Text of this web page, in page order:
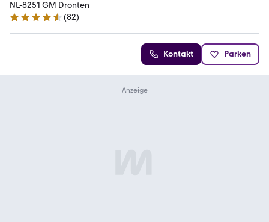
NL-8251 GM Dronten
4.5 Sterne
(82)
Kontakt Parken